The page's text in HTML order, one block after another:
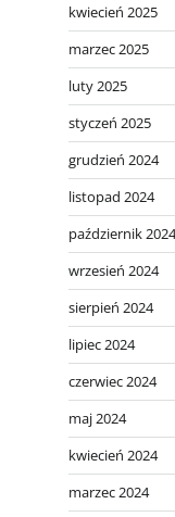
kwiecień 2025
marzec 2025
luty 2025
styczeń 2025
grudzień 2024
listopad 2024
październik 2024
wrzesień 2024
sierpień 2024
lipiec 2024
czerwiec 2024
maj 2024
kwiecień 2024
marzec 2024